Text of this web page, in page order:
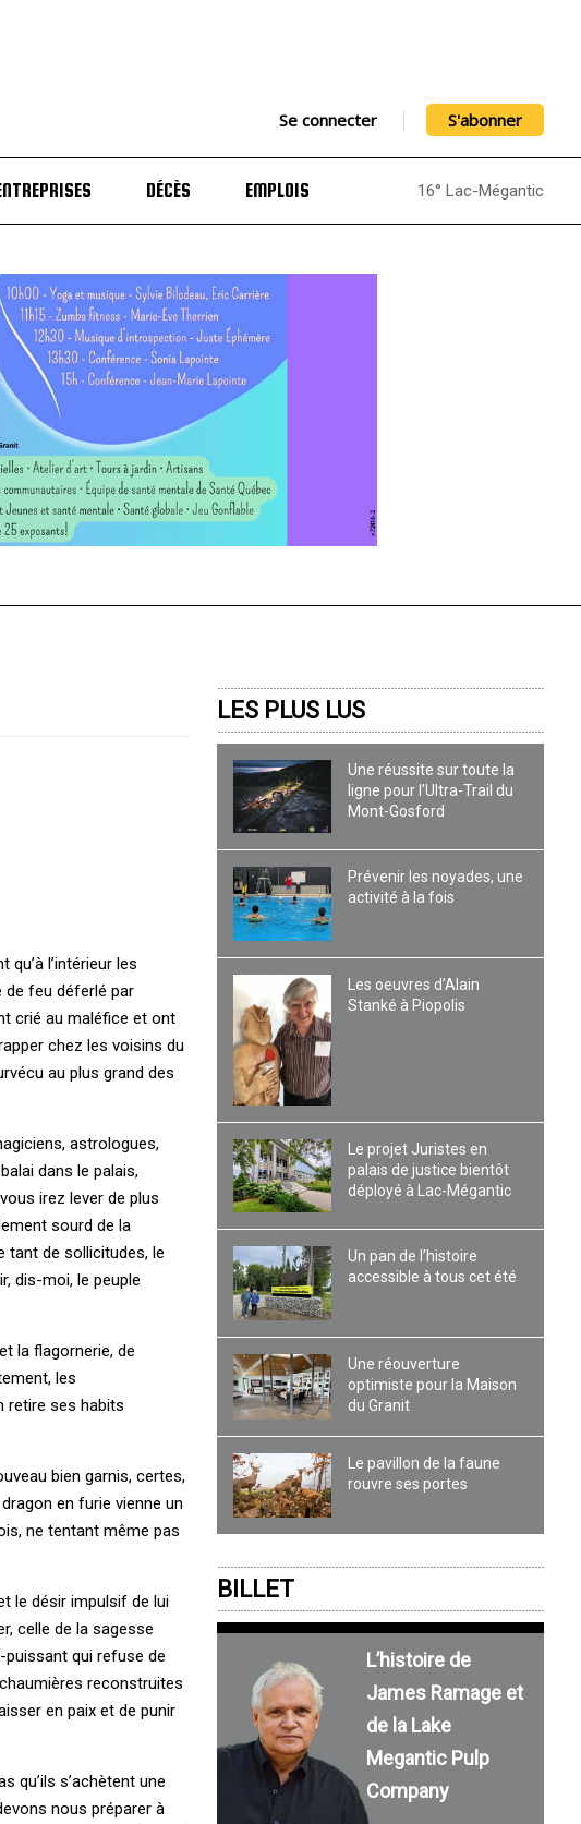
Se connecter S'abonner
DÉCÈS EMPLOIS 16° Lac-Mégantic
l’intérieur les
de feu déferlé par
crié au maléfice et ont
chez les voisins du
au plus grand des
astrologues,
dans le palais,
irez lever de plus
sourd de la
tant de sollicitudes, le
dis-moi, le peuple
la flagornerie, de
les
retire ses habits
bien garnis, certes,
en furie vienne un
ne tentant même pas
le désir impulsif de lui
celle de la sagesse
qui refuse de
reconstruites
en paix et de punir
qu’ils s’achètent une
nous préparer à
LES PLUS LUS
Une réussite sur toute la
ligne pour l’Ultra-Trail du
Mont-Gosford
Prévenir les noyades, une
activité à la fois
Les oeuvres d’Alain
Stanké à Piopolis
Le projet Juristes en
palais de justice bientôt
déployé à Lac-Mégantic
Un pan de l’histoire
accessible à tous cet été
Une réouverture
optimiste pour la Maison
du Granit
Le pavillon de la faune
rouvre ses portes
BILLET
L’histoire de
James Ramage et
de la Lake
Megantic Pulp
Company